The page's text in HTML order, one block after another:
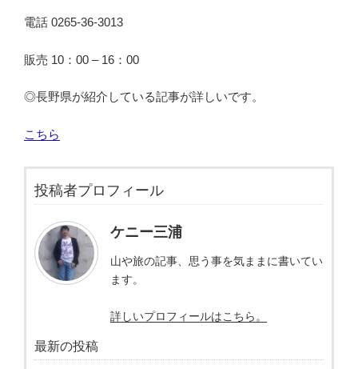
電話 0265-36-3013
販売 10：00 – 16：00
◎長野県が紹介している記事が詳しいです。
こちら
投稿者プロフィール
ケニー三浦
山や旅の記事、思う事を気ままに書いてい
ます。
詳しいプロフィールはこちら。
最新の投稿